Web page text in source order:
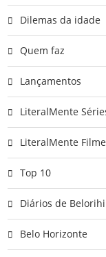
Dilemas da idade
Quem faz
Lançamentos
LiteralMente
LiteralMente
Top 10
Diários de
Belo Horizonte